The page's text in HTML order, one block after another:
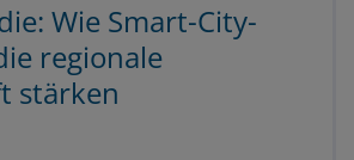
Wie Smart-City-
regionale
stärken